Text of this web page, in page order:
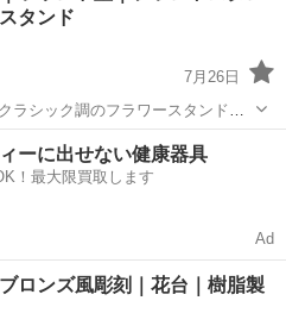
タンド
7月26日
ラシック調のフラワースタンドで
気を変化させるクラシック調の家
とロココテイストが合わさった珍
インテリア雑貨/小物
ーに出せない健康器具
！最大限買取します
Ad
ロンズ風彫刻｜花台｜樹脂製